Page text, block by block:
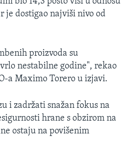
je dostigao najviši nivo od
proizvoda su
nestabilne godine", rekao
a Maximo Torero u izjavi.
i zadržati snažan fokus na
hrane s obzirom na
ostaju na povišenim